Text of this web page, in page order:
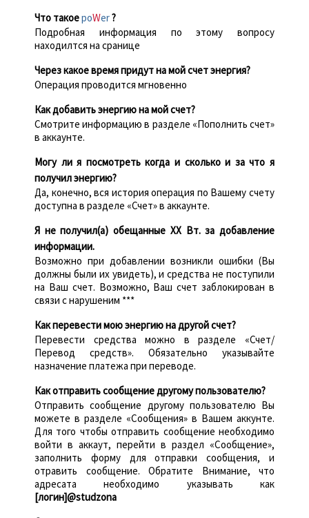
Что такоеpoWer?
Подробная информация по этому вопросу
находилтся на сранице
Через какое время придут на мой счет энергия?
Операция проводится мгновенно
Как добавить энергию на мой счет?
Смотрите информацию в разделе «Пополнить счет»
в аккаунте.
Могу ли я посмотреть когда и сколько и за что я
получил энергию?
Да, конечно, вся история операция по Вашему счету
доступна в разделе «Счет» в аккаунте.
Я не получил(а) обещанные XX Вт. за добавление
информации.
Возможно при добавлении возникли ошибки (Вы
должны были их увидеть), и средства не поступили
на Ваш счет. Возможно, Ваш счет заблокирован в
связи с нарушеним ***
Как перевести мою энергию на другой счет?
Перевести средства можно в разделе «Счет/
Перевод средств». Обязательно указывайте
назначение платежа при переводе.
Как отправить сообщение другому пользователю?
Отправить сообщение другому пользователю Вы
можете в разделе «Сообщения» в Вашем аккунте.
Для того чтобы отправить сообщение необходимо
войти в аккаут, перейти в раздел «Сообщение»,
заполнить форму для отправки сообщения, и
отравить сообщение. Обратите Внимание, что
адресата необходимо указывать как
[логин]@studzona